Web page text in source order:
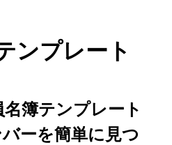
ンプレート
簿テンプレート
ーを簡単に見つ